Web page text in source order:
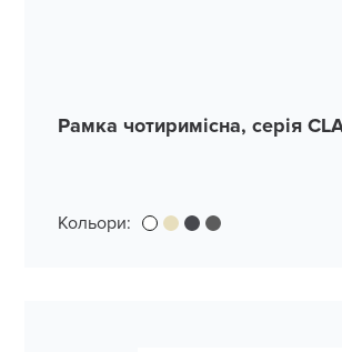
Рамка чотиримісна, серія
Кольори: